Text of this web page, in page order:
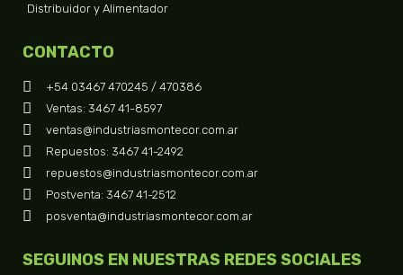
Distribuidor y Alimentador
CONTACTO
+54 03467 470245 / 470386
Ventas: 3467 41-8597
ventas@industriasmontecor.com.ar
Repuestos: 3467 41-2492
repuestos@industriasmontecor.com.ar
Postventa: 3467 41-2512
posventa@industriasmontecor.com.ar
SEGUINOS EN NUESTRAS REDES SOCIALES